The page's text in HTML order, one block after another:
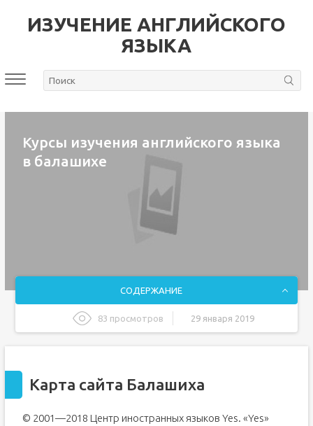
ИЗУЧЕНИЕ АНГЛИЙСКОГО
ЯЗЫКА
Курсы изучения английского языка
в балашихе
СОДЕРЖАНИЕ
83 просмотров 29 января 2019
2. ВАШИ КОНТАКТНЫЕ ДАННЫЕ
Карта сайта Балашиха
© 2001—2018 Центр иностранных языков Yes. «Yes»